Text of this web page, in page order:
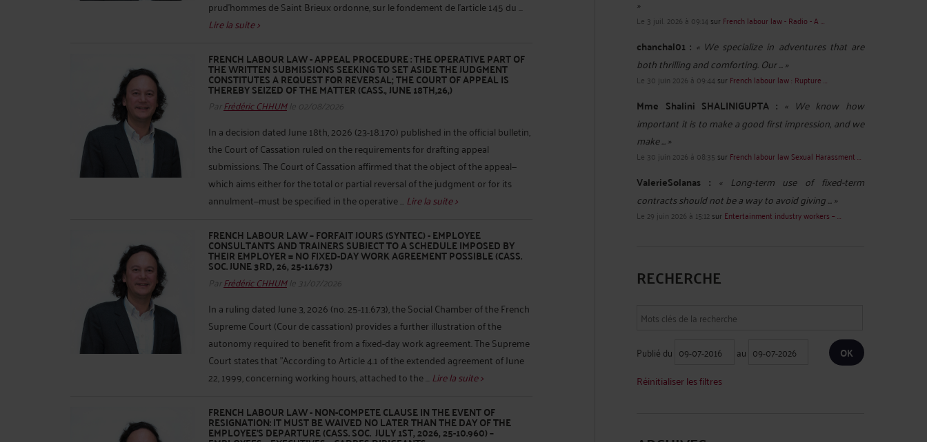
prud’hommes de Saint Brieux ordonne, sur le fondement de l’article 145 du ...
Lire la suite >
FRENCH LABOUR LAW - APPEAL PROCEDURE : THE OPERATIVE PART OF
THE WRITTEN SUBMISSIONS SEEKING TO SET ASIDE THE JUDGMENT
CONSTITUTES A REQUEST FOR REVERSAL; THE COURT OF APPEAL IS
THEREBY SEIZED OF THE MATTER (CASS., JUNE 18TH,26,)
Par Frédéric CHHUMle 02/08/2026
In a decision dated June 18th, 2026 (23-18.170) published in the official bulletin,
the Court of Cassation ruled on the requirements for drafting appeal
submissions. The Court of Cassation affirmed that the object of the appeal—
which aims either for the total or partial reversal of the judgment or for its
annulment—must be specified in the operative ...Lire la suite >
FRENCH LABOUR LAW – FORFAIT JOURS (SYNTEC) - EMPLOYEE
CONSULTANTS AND TRAINERS SUBJECT TO A SCHEDULE IMPOSED BY
THEIR EMPLOYER = NO FIXED-DAY WORK AGREEMENT POSSIBLE (CASS.
SOC. JUNE 3RD, 26, 25-11.673)
Par Frédéric CHHUMle 31/07/2026
In a ruling dated June 3, 2026 (no. 25-11.673), the Social Chamber of the French
Supreme Court (Cour de cassation) provides a further illustration of the
autonomy required to benefit from a fixed-day work agreement. The Supreme
Court states that "According to Article 4.1 of the extended agreement of June
22, 1999, concerning working hours, attached to the ...Lire la suite >
FRENCH LABOUR LAW - NON-COMPETE CLAUSE IN THE EVENT OF
RESIGNATION: IT MUST BE WAIVED NO LATER THAN THE DAY OF THE
EMPLOYEE'S DEPARTURE (CASS. SOC. JULY 1ST, 2026, 25-10.960) –
»
Le 3 juil. 2026 à 09:14 sur French labour law - Radio - A ...
chanchal01 : « We specialize in adventures that are
both thrilling and comforting. Our ... »
Le 30 juin 2026 à 09:44 sur French labour law : Rupture ...
Mme Shalini SHALINIGUPTA : « We know how
important it is to make a good first impression, and we
make ... »
Le 30 juin 2026 à 08:35 sur French labour law Sexual Harassment ...
ValerieSolanas : « Long-term use of fixed-term
contracts should not be a way to avoid giving ... »
Le 29 juin 2026 à 15:12sur Entertainment industry workers – ...
RECHERCHE
Publié du
au
Réinitialiser les filtres